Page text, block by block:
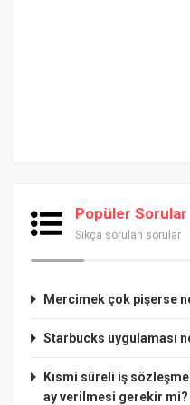
Popüler Sorular
Sıkça sorulan sorular
Mercimek çok pişerse
Starbucks uygulaması
Kısmi süreli iş
ay verilmesi gerekir mi?